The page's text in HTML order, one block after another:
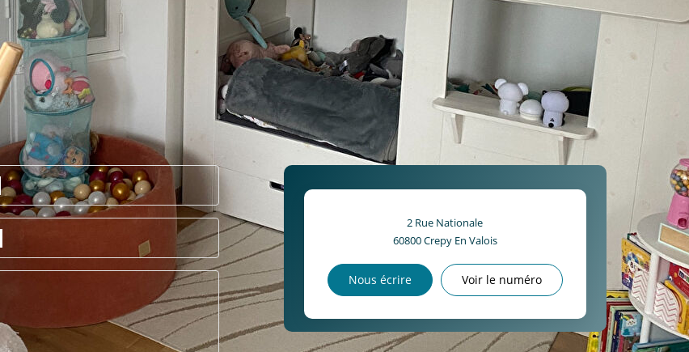
2 Rue Nationale
60800Crepy En Valois
Nous écrire Voir le numéro